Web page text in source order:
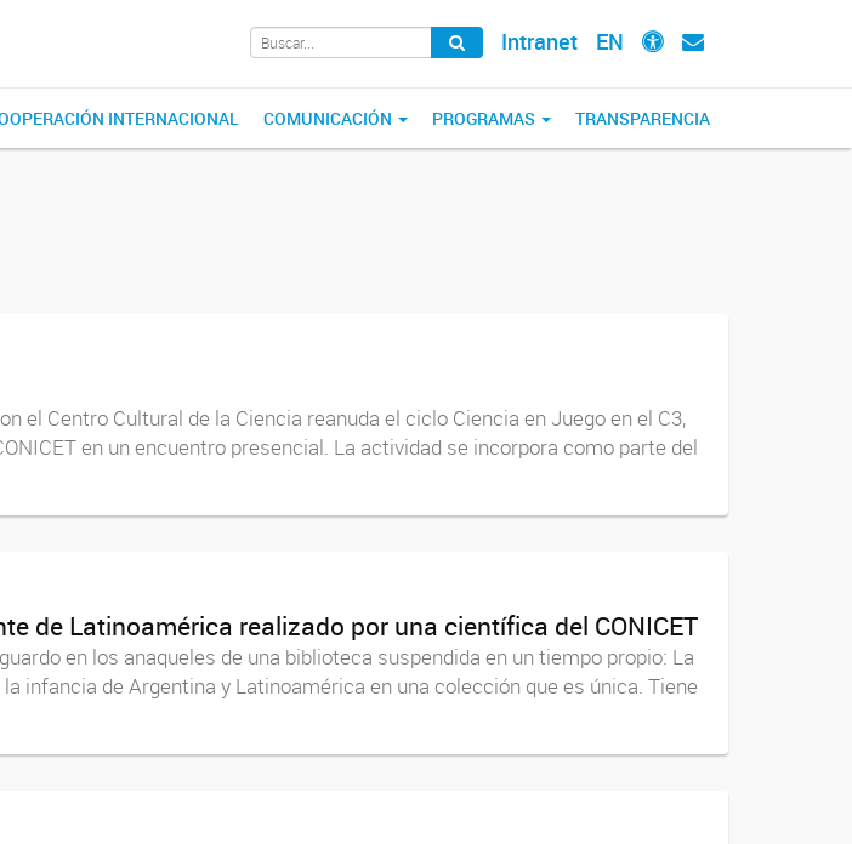
Intranet EN
INTERNACIONAL COMUNICACIÓN PROGRAMAS TRANSPARENCIA
Centro Cultural de la Ciencia reanuda el ciclo Ciencia en Juego en el C3,
en un encuentro presencial. La actividad se incorpora como parte del
de Latinoamérica realizado por una científica del CONICET
en los anaqueles de una biblioteca suspendida en un tiempo propio: La
infancia de Argentina y Latinoamérica en una colección que es única. Tiene